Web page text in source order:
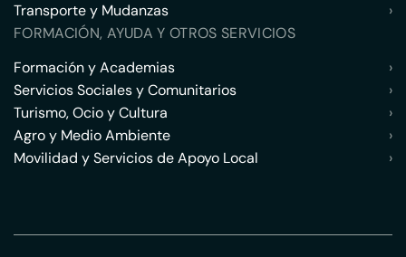
Transporte y Mudanzas
›
FORMACIÓN, AYUDA Y OTROS SERVICIOS
Formación y Academias
›
Servicios Sociales y Comunitarios
›
Turismo, Ocio y Cultura
›
Agro y Medio Ambiente
›
Movilidad y Servicios de Apoyo Local
›